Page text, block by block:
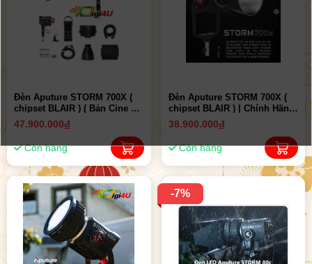
Đèn Aputure STORM 700X (
chipset BLAIR ) ( Bản Cine Kit
) | Chính Hãng ( New 2025 )
47.900.000đ
Còn hàng
Đèn Aputure STORM 700X (
chipset BLAIR ) | Chính Hãng
( New 2025 )
38.900.000đ
Còn hàng
-7%